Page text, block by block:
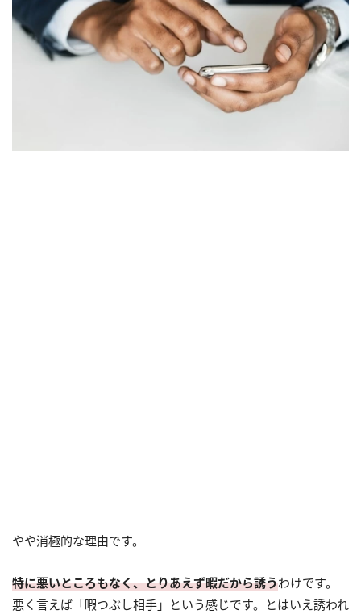
やや消極的な理由です。
特に悪いところもなく、とりあえず暇だから誘うわけです。
悪く言えば「暇つぶし相手」という感じです。とはいえ誘われ